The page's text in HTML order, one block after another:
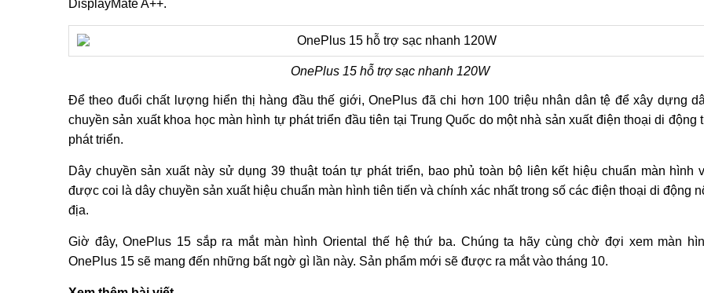
DisplayMate A++.
OnePlus 15 hỗ trợ sạc nhanh 120W
Để theo đuổi chất lượng hiển thị hàng đầu thế giới, OnePlus đã chi hơn 100 triệu nhân dân tệ để xây dựng
chuyền sản xuất khoa học màn hình tự phát triển đầu tiên tại Trung Quốc do một nhà sản xuất điện thoại di động
phát triển.
Dây chuyền sản xuất này sử dụng 39 thuật toán tự phát triển, bao phủ toàn bộ liên kết hiệu chuẩn màn hình
được coi là dây chuyền sản xuất hiệu chuẩn màn hình tiên tiến và chính xác nhất trong số các điện thoại di động
địa.
Giờ đây, OnePlus 15 sắp ra mắt màn hình Oriental thế hệ thứ ba. Chúng ta hãy cùng chờ đợi xem màn
OnePlus 15 sẽ mang đến những bất ngờ gì lần này. Sản phẩm mới sẽ được ra mắt vào tháng 10.